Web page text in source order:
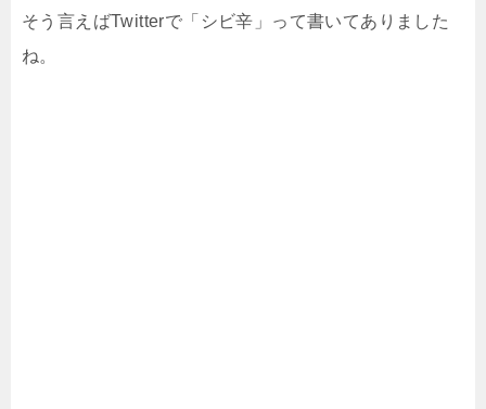
そう言えばTwitterで「シビ辛」って書いてありました
ね。